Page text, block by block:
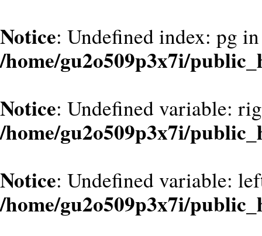
Notice: Undefined index: pg in
/home/gu2o509p3x7i/
Notice: Undefined variable:
/home/gu2o509p3x7i/
Notice: Undefined variable:
/home/gu2o509p3x7i/